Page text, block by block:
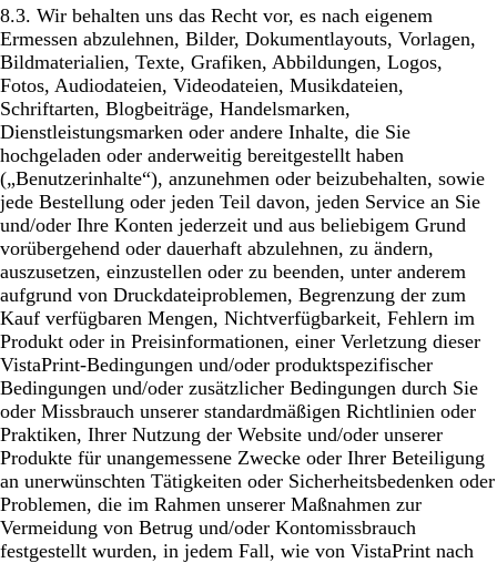
8.3. Wir behalten uns das Recht vor, es nach eigenem
Ermessen abzulehnen, Bilder, Dokumentlayouts, Vorlagen,
Bildmaterialien, Texte, Grafiken, Abbildungen, Logos,
Fotos, Audiodateien, Videodateien, Musikdateien,
Schriftarten, Blogbeiträge, Handelsmarken,
Dienstleistungsmarken oder andere Inhalte, die Sie
hochgeladen oder anderweitig bereitgestellt haben
(„Benutzerinhalte“), anzunehmen oder beizubehalten, sowie
jede Bestellung oder jeden Teil davon, jeden Service an Sie
und/oder Ihre Konten jederzeit und aus beliebigem Grund
vorübergehend oder dauerhaft abzulehnen, zu ändern,
auszusetzen, einzustellen oder zu beenden, unter anderem
aufgrund von Druckdateiproblemen, Begrenzung der zum
Kauf verfügbaren Mengen, Nichtverfügbarkeit, Fehlern im
Produkt oder in Preisinformationen, einer Verletzung dieser
VistaPrint-Bedingungen und/oder produktspezifischer
Bedingungen und/oder zusätzlicher Bedingungen durch Sie
oder Missbrauch unserer standardmäßigen Richtlinien oder
Praktiken, Ihrer Nutzung der Website und/oder unserer
Produkte für unangemessene Zwecke oder Ihrer Beteiligung
an unerwünschten Tätigkeiten oder Sicherheitsbedenken oder
Problemen, die im Rahmen unserer Maßnahmen zur
Vermeidung von Betrug und/oder Kontomissbrauch
festgestellt wurden, in jedem Fall, wie von VistaPrint nach